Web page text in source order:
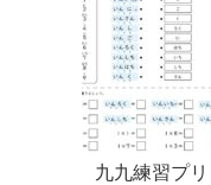
九九練習プリ